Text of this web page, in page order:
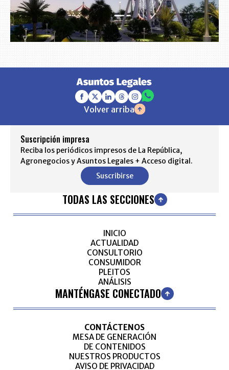
Volver arriba
Suscripción impresa
Reciba los periódicos impresos de La República,
Agronegocios y Asuntos Legales + Acceso digital.
Suscribirse
TODAS LAS SECCIONES
INICIO
ACTUALIDAD
CONSULTORIO
CONSUMIDOR
PLEITOS
ANÁLISIS
MANTÉNGASE CONECTADO
CONTÁCTENOS
MESA DE GENERACIÓN
DE CONTENIDOS
NUESTROS PRODUCTOS
AVISO DE PRIVACIDAD